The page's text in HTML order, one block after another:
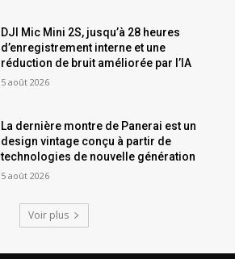
DJI Mic Mini 2S, jusqu’à 28 heures
d’enregistrement interne et une
réduction de bruit améliorée par l’IA
5 août 2026
La dernière montre de Panerai est un
design vintage conçu à partir de
technologies de nouvelle génération
5 août 2026
Voir plus